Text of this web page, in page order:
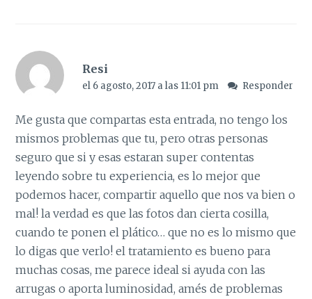
Resi
el 6 agosto, 2017 a las 11:01 pm Responder
Me gusta que compartas esta entrada, no tengo los
mismos problemas que tu, pero otras personas
seguro que si y esas estaran super contentas
leyendo sobre tu experiencia, es lo mejor que
podemos hacer, compartir aquello que nos va bien o
mal! la verdad es que las fotos dan cierta cosilla,
cuando te ponen el plático… que no es lo mismo que
lo digas que verlo! el tratamiento es bueno para
muchas cosas, me parece ideal si ayuda con las
arrugas o aporta luminosidad, amés de problemas